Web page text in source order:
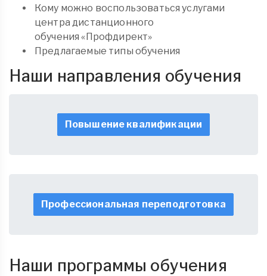
Кому можно воспользоваться услугами
центра дистанционного
обучения «Профдирект»
Предлагаемые типы обучения
Наши направления обучения
Повышение квалификации
Профессиональная переподготовка
Наши программы обучения